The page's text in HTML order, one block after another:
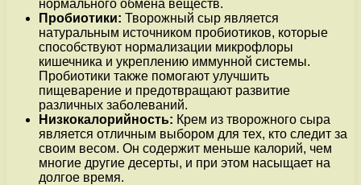
нормального обмена веществ.
Пробиотики: Творожный сыр является
натуральным источником пробиотиков, которые
способствуют нормализации микрофлоры
кишечника и укреплению иммунной системы.
Пробиотики также помогают улучшить
пищеварение и предотвращают развитие
различных заболеваний.
Низкокалорийность: Крем из творожного сыра
является отличным выбором для тех, кто следит за
своим весом. Он содержит меньше калорий, чем
многие другие десерты, и при этом насыщает на
долгое время.